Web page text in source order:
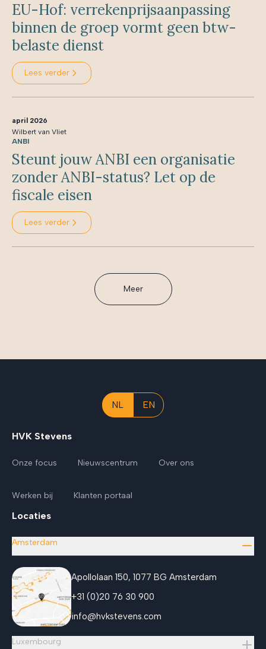
EU-Hof: verrekenprijsaanpassing
binnen de groep vormt geen btw-
belaste dienst
Lees verder
april 2026
Wilbert van Vliet
ANBI
Steunt jouw ANBI een organisatie
zonder ANBI-status? Let op de
fiscale eisen
Lees verder
Meer
NL EN
HVK Stevens
Onze focus Nieuwscentrum Over ons
Werken bij Klanten portaal
Locaties
Amsterdam
Apollolaan 150, 1077 BG Amsterdam
+31 (0)20 76 30 900
info@hvkstevens.com
Luxembourg